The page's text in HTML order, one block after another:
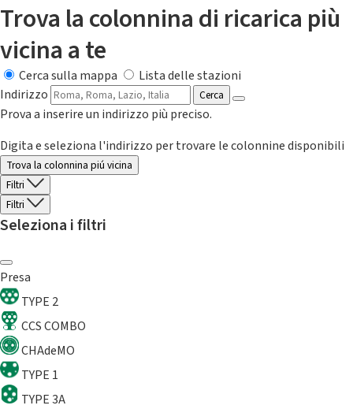
Trova la colonnina di ricarica più
vicina a te
Cerca sulla mappa
Lista delle stazioni
Indirizzo
Cerca
Prova a inserire un indirizzo più preciso.
Digita e seleziona l'indirizzo per trovare le colonnine disponibili
Trova la colonnina piú vicina
Filtri
Filtri
Seleziona i filtri
Presa
TYPE 2
CCS COMBO
CHAdeMO
TYPE 1
TYPE 3A